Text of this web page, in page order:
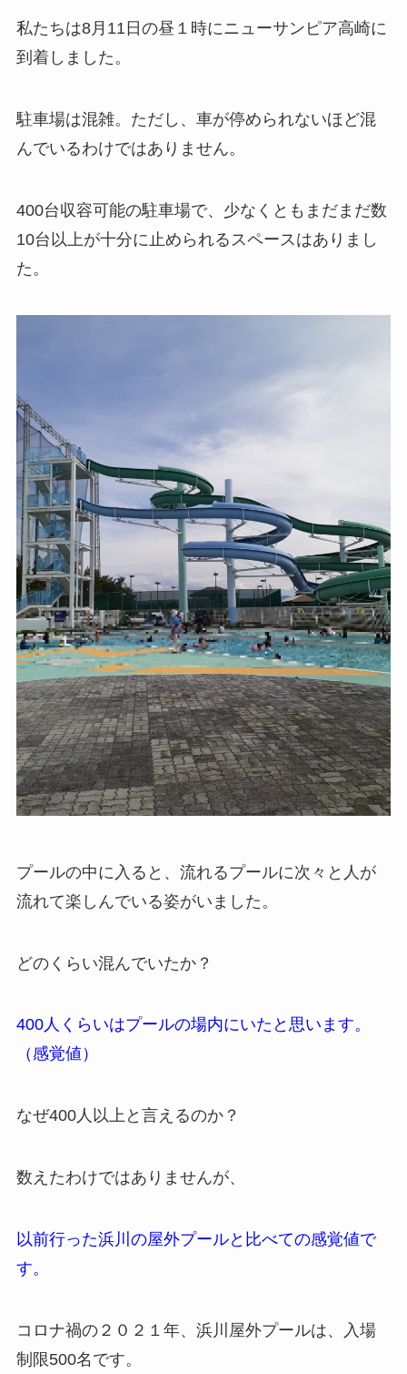
私たちは8月11日の昼１時にニューサンピア高崎に
到着しました。
駐車場は混雑。ただし、車が停められないほど混
んでいるわけではありません。
400台収容可能の駐車場で、少なくともまだまだ数
10台以上が十分に止められるスペースはありまし
た。
プールの中に入ると、流れるプールに次々と人が
流れて楽しんでいる姿がいました。
どのくらい混んでいたか？
400人くらいはプールの場内にいたと思います。
（感覚値）
なぜ400人以上と言えるのか？
数えたわけではありませんが、
以前行った浜川の屋外プールと比べての感覚値で
す。
コロナ禍の２０２１年、浜川屋外プールは、入場
制限500名です。